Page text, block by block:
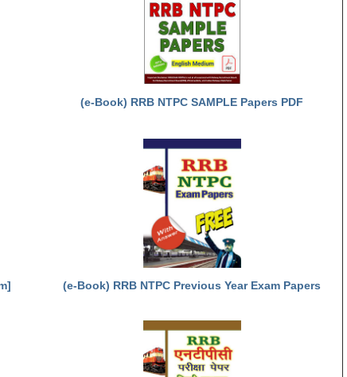
(e-Book) RRB NTPC SAMPLE Papers PDF
(e-Book) RRB NTPC Previous Year Exam Papers